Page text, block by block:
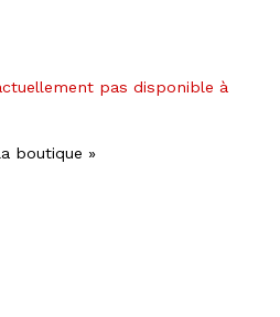
pas disponible à
boutique »